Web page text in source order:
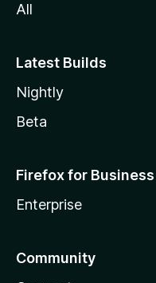
All
Latest Builds
Nightly
Beta
Firefox for Business
Enterprise
Community